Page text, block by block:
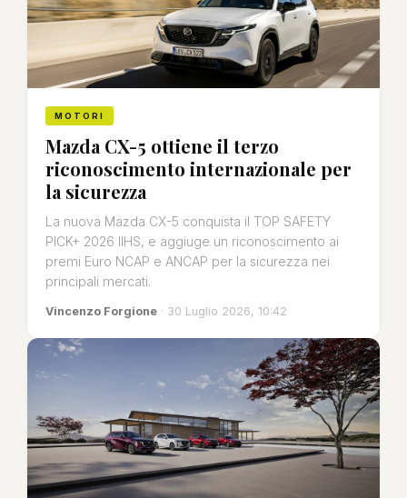
MOTORI
Mazda CX-5 ottiene il terzo
riconoscimento internazionale per
la sicurezza
La nuova Mazda CX-5 conquista il TOP SAFETY
PICK+ 2026 IIHS, e aggiuge un riconoscimento ai
premi Euro NCAP e ANCAP per la sicurezza nei
principali mercati.
Vincenzo Forgione · 30 Luglio 2026, 10:42